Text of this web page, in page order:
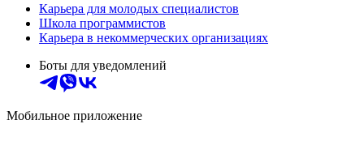
Карьера для молодых специалистов
Школа программистов
Карьера в некоммерческих организациях
Боты для уведомлений
Мобильное приложение